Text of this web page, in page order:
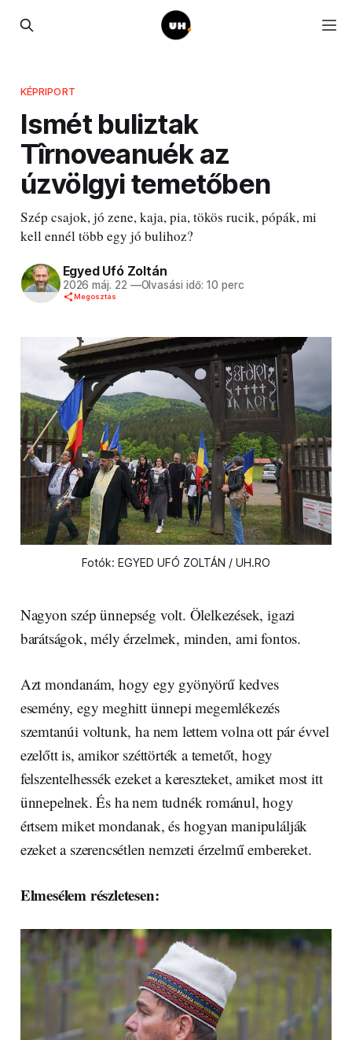
KÉPRIPORT
Ismét buliztak
Tîrnoveanuék az
úzvölgyi temetőben
Szép csajok, jó zene, kaja, pia, tökös rucik, pópák, mi
kell ennél több egy jó bulihoz?
Egyed Ufó Zoltán
2026 máj. 22 —Olvasási idő: 10 perc
Megosztás
Fotók: EGYED UFÓ ZOLTÁN / UH.RO
Nagyon szép ünnepség volt. Ölelkezések, igazi
barátságok, mély érzelmek, minden, ami fontos.
Azt mondanám, hogy egy gyönyörű kedves
esemény, egy meghitt ünnepi megemlékezés
szemtanúi voltunk, ha nem lettem volna ott pár évvel
ezelőtt is, amikor széttörték a temetőt, hogy
felszentelhessék ezeket a kereszteket, amiket most itt
ünnepelnek. És ha nem tudnék románul, hogy
értsem miket mondanak, és hogyan manipulálják
ezeket a szerencsétlen nemzeti érzelmű embereket.
Elmesélem részletesen: